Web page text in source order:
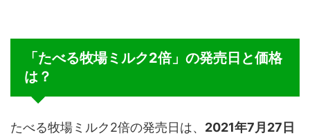
「たべる牧場ミルク2倍」の発売日と価格
は？
たべる牧場ミルク2倍の発売日は、 2021年7月27日